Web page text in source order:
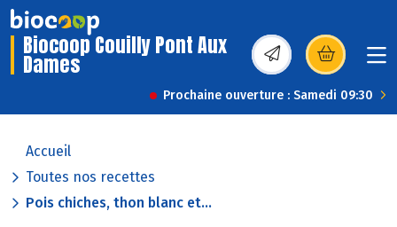
Biocoop Couilly Pont Aux
Dames (s’ouvre dans une
Prochaine ouverture : Samedi 09:30
Accueil
Toutes nos recettes
Pois chiches, thon blanc et...